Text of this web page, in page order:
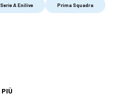
Serie A Enilive Prima Squadra
PIÙ